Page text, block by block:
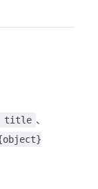
title 、